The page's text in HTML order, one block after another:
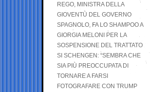
REGO, MINISTRA DELLA
GIOVENTÙ DEL GOVERNO
SPAGNOLO, FA LO SHAMPOO A
GIORGIA MELONI PER LA
SOSPENSIONE DEL TRATTATO
SI SCHENGEN: “SEMBRA CHE
SIA PIÙ PREOCCUPATA DI
TORNARE A FARSI
FOTOGRAFARE CON TRUMP